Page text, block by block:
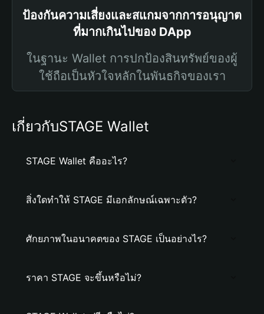
ป้องกันความเสี่ยงและสแกมจากการอนุญาต
ที่มากเกินไปของ DApp
ในฐานะ Wallet การปกป้องสินทรัพย์ของผู้
ใช้ถือเป็นหัวใจหลักในพันธกิจของเรา
เกี่ยวกับSTAGE Wallet
STAGE Wallet คืออะไร?
สิ่งใดทำให้ STAGE มีเอกลักษณ์เฉพาะตัว?
ศักยภาพในอนาคตของ STAGE เป็นอย่างไร?
ราคา STAGE จะขึ้นหรือไม่?